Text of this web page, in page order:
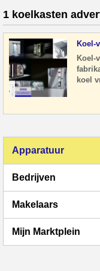
1 koelkasten
Koel-
Koel-
koel
Apparatuur
Bedrijven
Makelaars
Mijn Marktplein